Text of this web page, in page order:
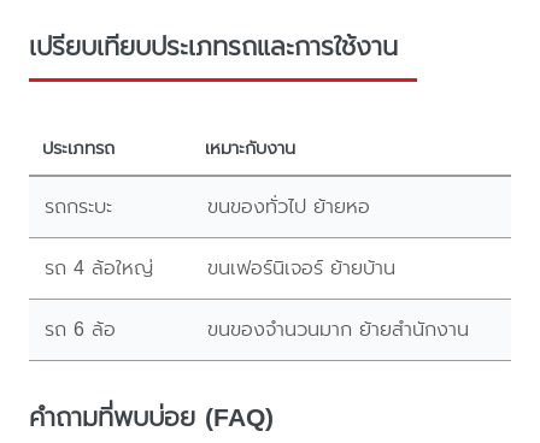
เปรียบเทียบประเภทรถและการใช้งาน
ประเภทรถ เหมาะกับงาน
รถกระบะ ขนของทั่วไป ย้ายหอ
รถ 4 ล้อใหญ่ ขนเฟอร์นิเจอร์ ย้ายบ้าน
รถ 6 ล้อ ขนของจำนวนมาก ย้ายสำนักงาน
คำถามที่พบบ่อย (FAQ)